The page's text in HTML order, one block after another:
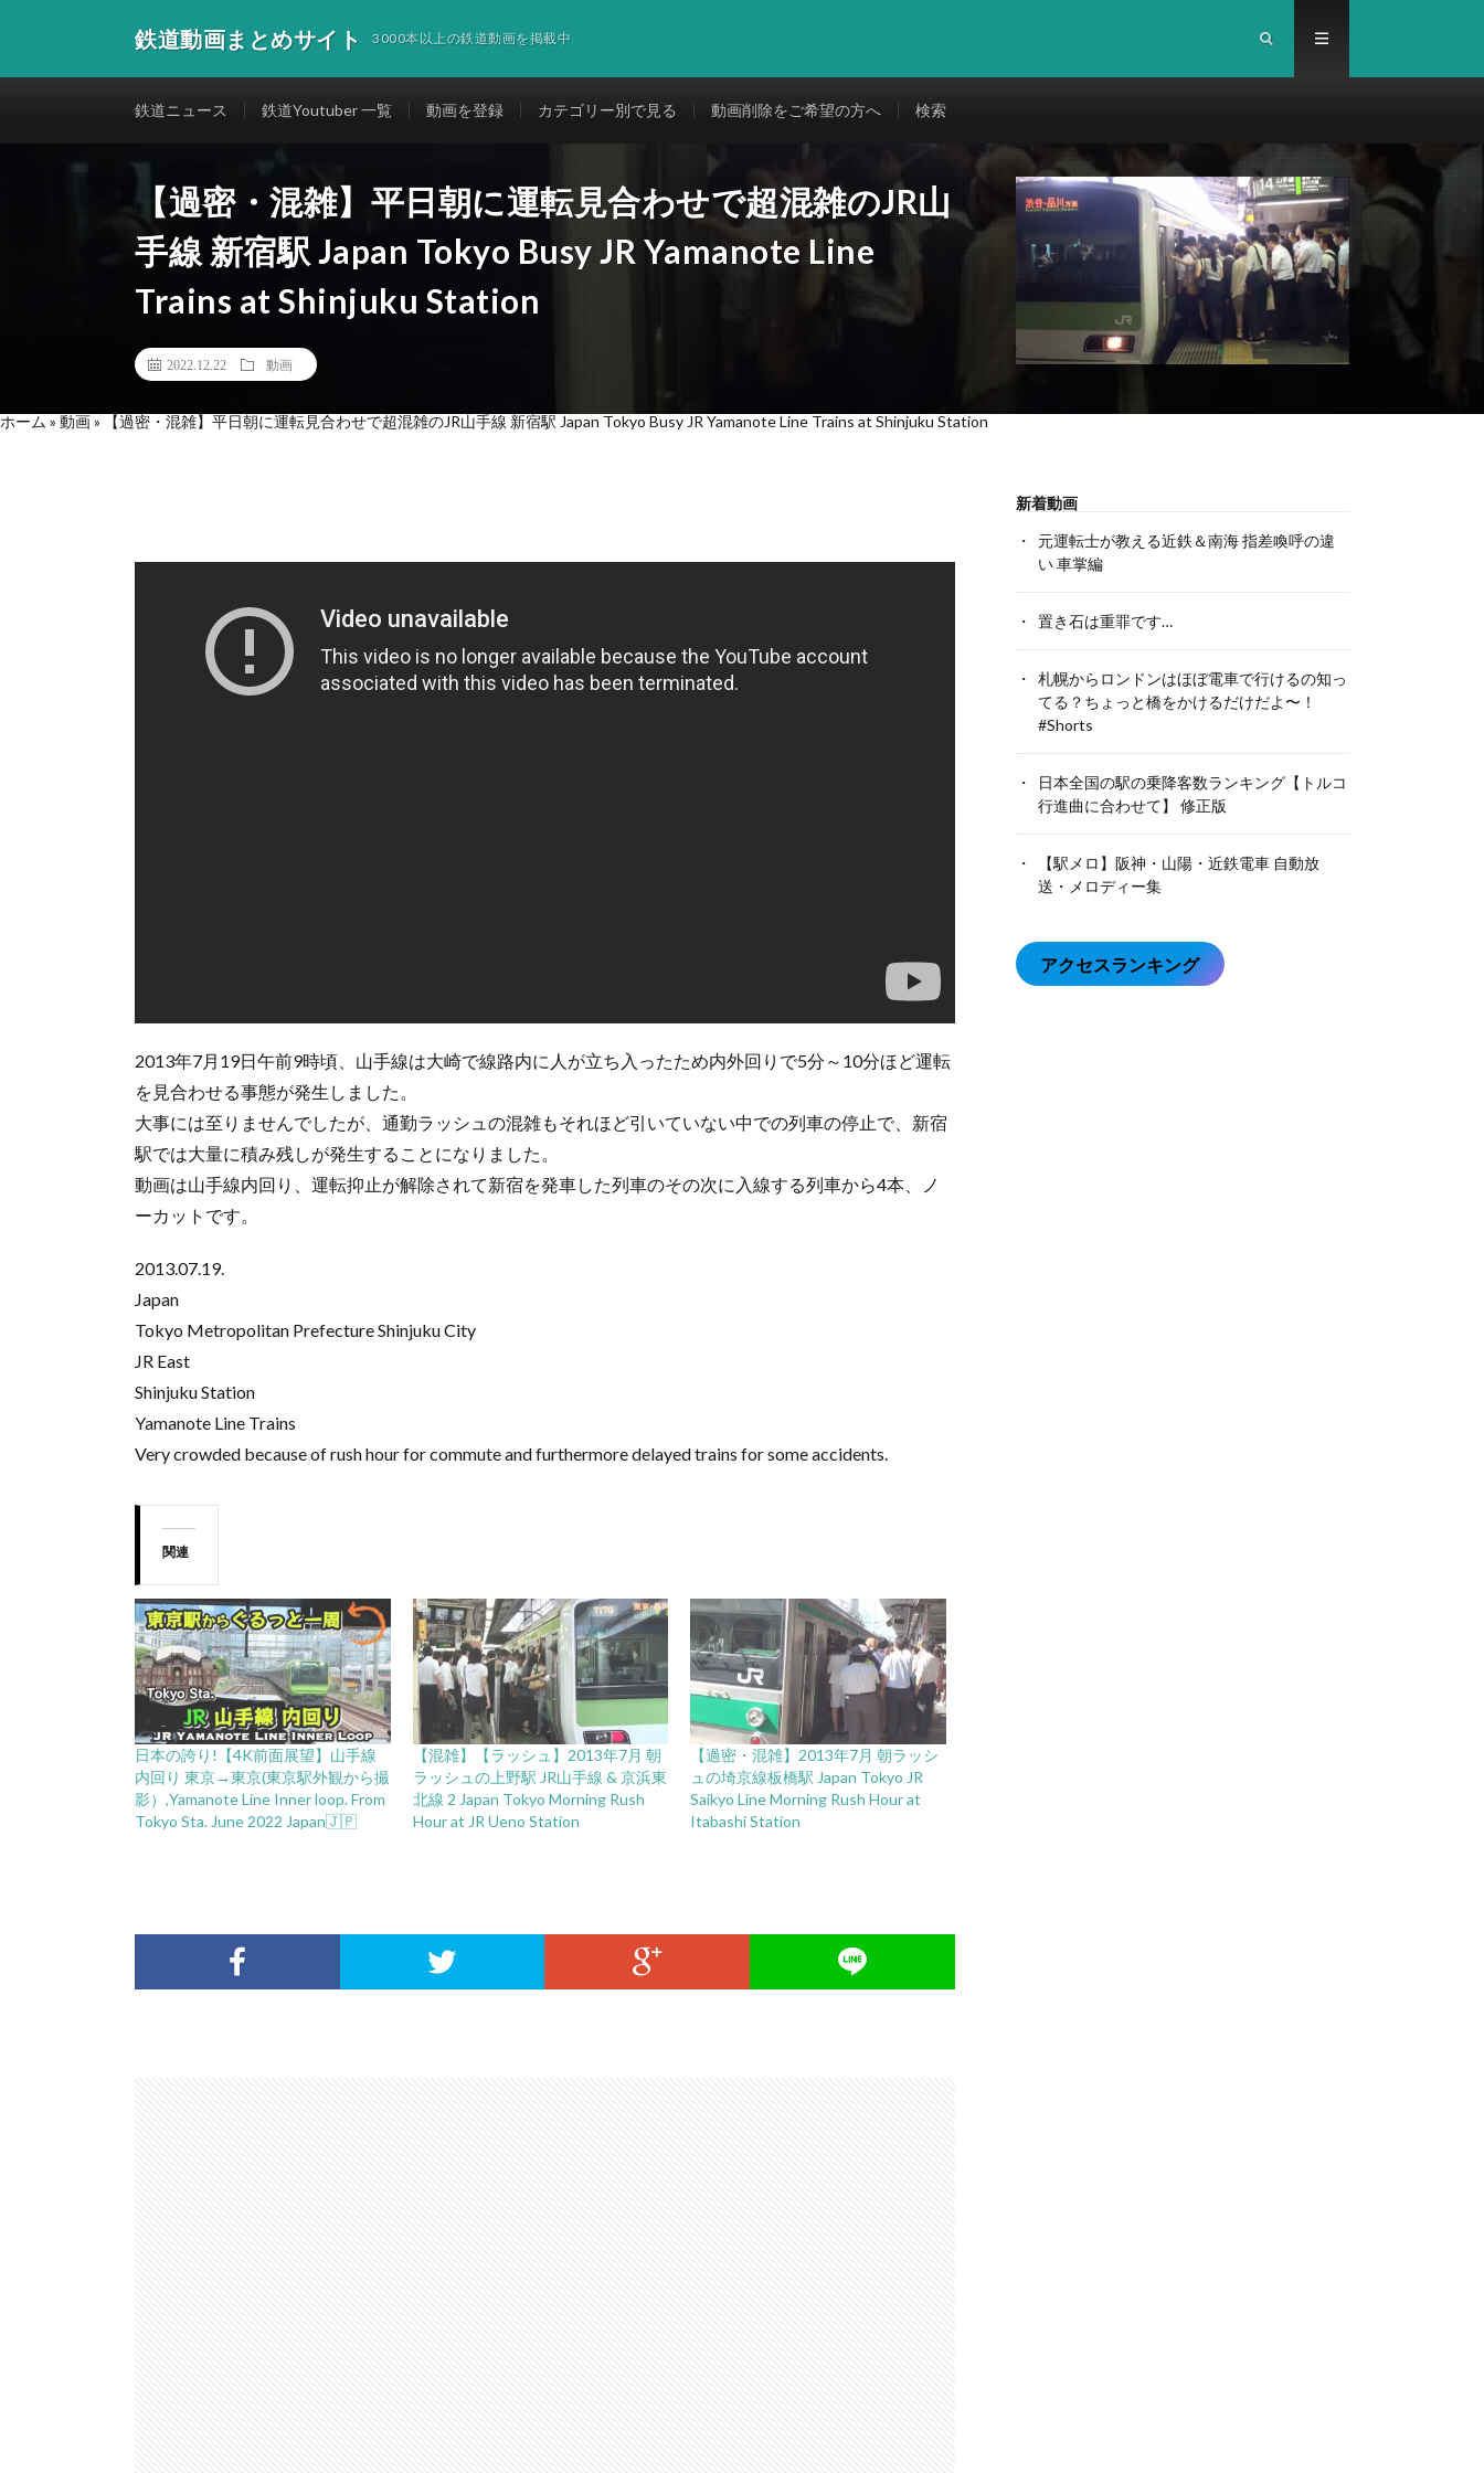
鉄道動画まとめサイト 3000本以上の鉄道動画を掲載中
鉄道ニュース 鉄道Youtuber 一覧 動画を登録 カテゴリー別で見る 動画削除をご希望の方へ 検索
【過密・混雑】平日朝に運転見合わせで超混雑のJR山
手線 新宿駅 Japan Tokyo Busy JR Yamanote Line
Trains at Shinjuku Station
2022.12.22 動画
ホーム » 動画» 【過密・混雑】平日朝に運転見合わせで超混雑のJR山手線 新宿駅 Japan Tokyo Busy JR Yamanote Line Trains at Shinjuku Station
2013年7月19日午前9時頃、山手線は大崎で線路内に人が立ち入ったため内外回りで5分～10分ほど運転
を見合わせる事態が発生しました。
大事には至りませんでしたが、通勤ラッシュの混雑もそれほど引いていない中での列車の停止で、新宿
駅では大量に積み残しが発生することになりました。
動画は山手線内回り、運転抑止が解除されて新宿を発車した列車のその次に入線する列車から4本、ノ
ーカットです。
2013.07.19.
Japan
Tokyo Metropolitan Prefecture Shinjuku City
JR East
Shinjuku Station
Yamanote Line Trains
Very crowded because of rush hour for commute and furthermore delayed trains for some accidents.
関連
日本の誇り!【4K前面展望】山手線
内回り 東京→東京(東京駅外観から撮
影）,Yamanote Line Inner loop. From
Tokyo Sta. June 2022 Japan🇯🇵
【混雑】【ラッシュ】2013年7月 朝
ラッシュの上野駅 JR山手線 & 京浜東
北線 2 Japan Tokyo Morning Rush
Hour at JR Ueno Station
【過密・混雑】2013年7月 朝ラッシ
ュの埼京線板橋駅 Japan Tokyo JR
Saikyo Line Morning Rush Hour at
Itabashi Station
新着動画
元運転士が教える近鉄＆南海 指差喚呼の違
い 車掌編
置き石は重罪です…
札幌からロンドンはほぼ電車で行けるの知っ
てる？ちょっと橋をかけるだけだよ〜！
#Shorts
日本全国の駅の乗降客数ランキング【トルコ
行進曲に合わせて】 修正版
【駅メロ】阪神・山陽・近鉄電車 自動放
送・メロディー集
アクセスランキング